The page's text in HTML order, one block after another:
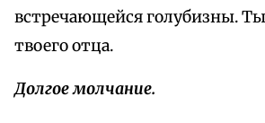
встречающейся голубизны.
твоего отца.
Долгое молчание.